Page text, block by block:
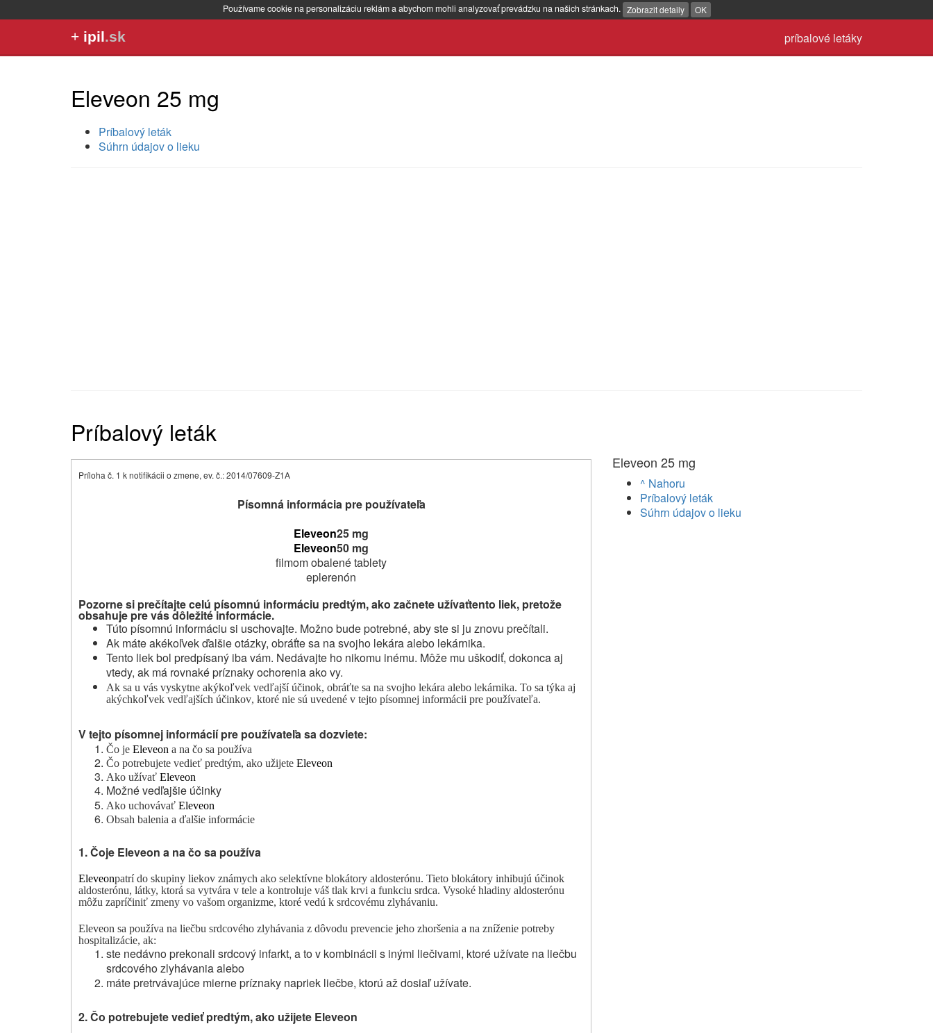
Používame cookie na personalizáciu reklám a abychom mohli analyzovať prevádzku na našich stránkach. Zobrazit detaily OK
príbalové letáky
+ ipil.sk
Eleveon 25 mg
Príbalový leták
Súhrn údajov o lieku
Príbalový leták
Príloha č. 1 k notifikácii o zmene, ev. č.: 2014/07609-Z1A
Písomná informácia pre používateľa
Eleveon25 mg
Eleveon50 mg
filmom obalené tablety
eplerenón
Pozorne si prečítajte celú písomnú informáciu predtým, ako začnete užívaťtento liek, pretože
obsahuje pre vás dôležité informácie.
Túto písomnú informáciu si uschovajte. Možno bude potrebné, aby ste si ju znovu prečítali.
Ak máte akékoľvek ďalšie otázky, obráťte sa na svojho lekára alebo lekárnika.
Tento liek bol predpísaný iba vám. Nedávajte ho nikomu inému. Môže mu uškodiť, dokonca aj
vtedy, ak má rovnaké príznaky ochorenia ako vy.
Ak sa u vás vyskytne akýkoľvek vedľajší účinok, obráťte sa na svojho lekára alebo lekárnika. To sa týka aj
akýchkoľvek vedľajších účinkov, ktoré nie sú uvedené v tejto písomnej informácii pre používateľa.
V tejto písomnej informácií pre používateľa sa dozviete:
Čo je Eleveon a na čo sa používa
Čo potrebujete vedieť predtým, ako užijete Eleveon
Ako užívať Eleveon
Možné vedľajšie účinky
Ako uchovávať Eleveon
Obsah balenia a ďalšie informácie
1.Čoje Eleveon a načo sa používa
Eleveonpatrí do skupiny liekov známych ako selektívne blokátory aldosterónu. Tieto blokátory inhibujú účinok
aldosterónu, látky, ktorá sa vytvára v tele a kontroluje váš tlak krvi a funkciu srdca. Vysoké hladiny aldosterónu
môžu zapríčiniť zmeny vo vašom organizme, ktoré vedú k srdcovému zlyhávaniu.
Eleveon sa používa na liečbu srdcového zlyhávania z dôvodu prevencie jeho zhoršenia a na zníženie potreby
hospitalizácie, ak:
ste nedávno prekonali srdcový infarkt, a to v kombinácii s inými liečivami, ktoré užívate na liečbu
srdcového zlyhávania alebo
máte pretrvávajúce mierne príznaky napriek liečbe, ktorú až dosiaľ užívate.
2.Čo potrebujete vedieť predtým, ako užijete Eleveon
Eleveon 25 mg
^ Nahoru
Príbalový leták
Súhrn údajov o lieku